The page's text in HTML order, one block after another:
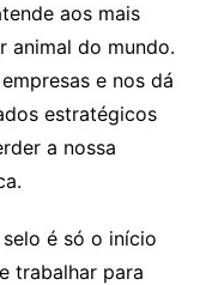
aos mais
animal do mundo.
e nos dá
estratégicos
a nossa
é só o início
trabalhar para